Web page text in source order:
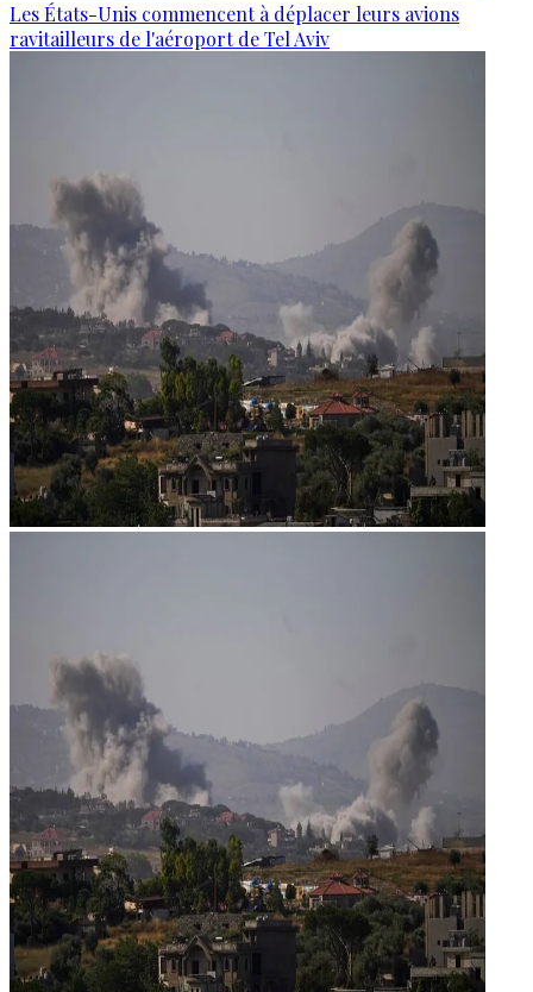
Les États-Unis commencent à déplacer leurs avions
ravitailleurs de l'aéroport de Tel Aviv